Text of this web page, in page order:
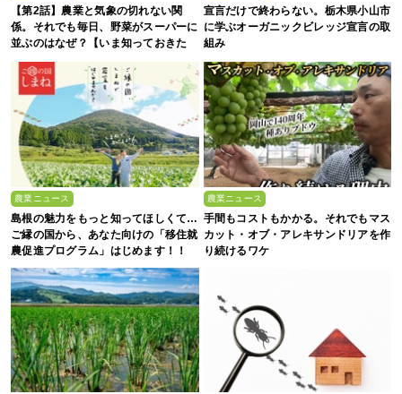
【第2話】農業と気象の切れない関
係。それでも毎日、野菜がスーパーに
並ぶのはなぜ？【いま知っておきた
い、これからの”食”の話】
宣言だけで終わらない。栃木県小山市
に学ぶオーガニックビレッジ宣言の取
組み
農業ニュース
島根の魅力をもっと知ってほしくて…
ご縁の国から、あなた向けの「移住就
農促進プログラム」はじめます！！
農業ニュース
手間もコストもかかる。それでもマス
カット・オブ・アレキサンドリアを作
り続けるワケ